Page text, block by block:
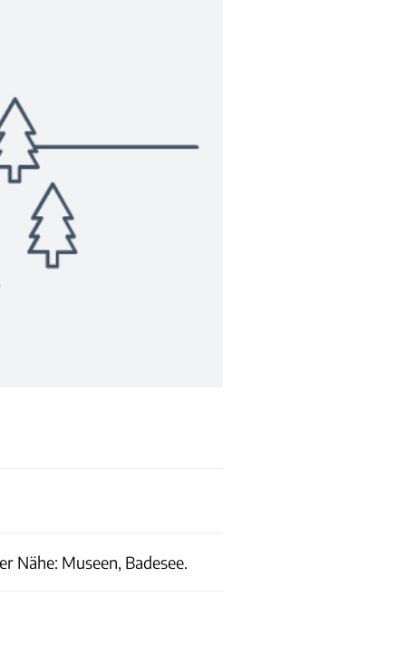
Nähe: Museen, Badesee.